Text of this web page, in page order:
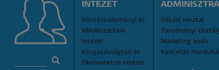
INTÉZET
Döntéstudományi és
Vállalkozástani
Intézet
Közgazdaságtan és
Ökonometria Intézet
Dékáni Hivatal
Tanulmányi
Marketing iroda
Kancellári